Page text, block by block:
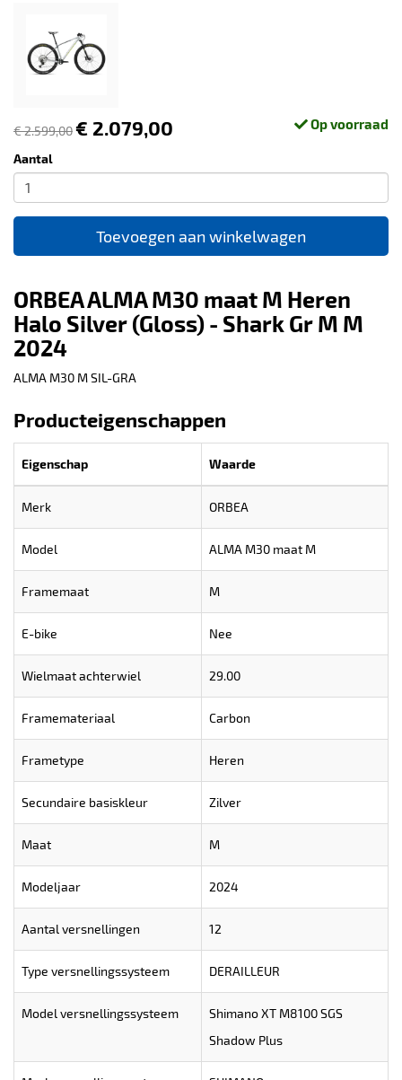
€ 2.599,00€ 2.079,00 Op voorraad
Aantal
Toevoegen aan winkelwagen
ORBEA ALMA M30 maat M Heren
Halo Silver (Gloss) - Shark Gr M M
2024
ALMA M30 M SIL-GRA
Producteigenschappen
Eigenschap Waarde
Merk ORBEA
Model ALMA M30 maat M
Framemaat M
E-bike Nee
Wielmaat achterwiel 29.00
Framemateriaal Carbon
Frametype Heren
Secundaire basiskleur Zilver
Maat M
Modeljaar 2024
Aantal versnellingen 12
Type versnellingssysteem DERAILLEUR
Model versnellingssysteem
Shimano XT M8100 SGS
Shadow Plus